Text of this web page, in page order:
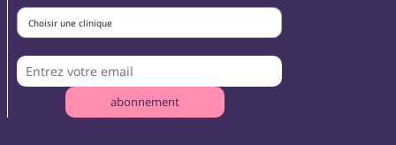
Choisir une clinique
abonnement